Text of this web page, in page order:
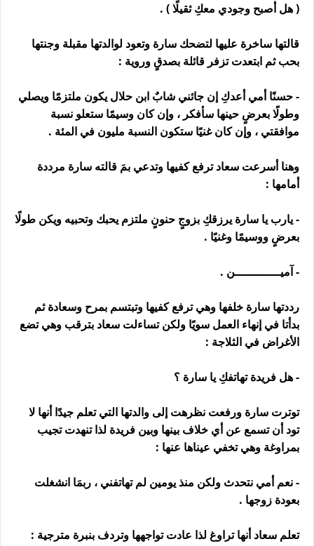
( هل أصبح وجودي معكِ ثقيلًا ) .
قالتها ساخرة عليها لتضحك سارة وتعود لوالدتها مقبلة وجنتها
بحب ثم ابتعدت تزفر قائلة بصدقٍ وروية :
- حسنًا أمي أعدكِ إن جائني شابٌ ابن حلال يكون ملتزمًا ويصلي
وطولًا بعرضٍ حينها سأفكر ، وإن كان وسيمًا ستعلو نسبة
موافقتي ، وإن كان غنيًا ستكون النسبة مليون في المئة .
وهنا أسرعت سعاد ترفع كفيها وتدعي بمَ قالته سارة مرددة
أمامها :
- يارب يا سارة يرزقكِ بزوجٍ حنونٍ ملتزم يحبك وتحبيه ويكن طولًا
بعرضٍ ووسيمًا وغنيًا .
- آميـــــــــــــن .
رددتها سارة خلفها وهي ترفع كفيها وتبتسم بمرح وسعادة ثم
بدأتا في إنهاء العمل سويًا ولكن تساءلت سعاد بترقب وهي تضع
الأغراض في الثلاجة :
- هل فريدة تهاتفكِ يا سارة ؟
توترت سارة ورفعت نظرهت إلى والدتها التي تعلم جيدًا أنها لا
تود أن تسمع عن أي خلاف بينها وبين فريدة لذا تنهدت تجيب
بمراوغة وهي تخفي عيناها عنها :
- نعم أمي نتحدث ولكن منذ يومين لم تهاتفني ، ربمَا انشغلت
بعودة زوجها .
تعلم سعاد أنها تراوغ لذا عادت تواجهها وتردف بنبرة مترجية :